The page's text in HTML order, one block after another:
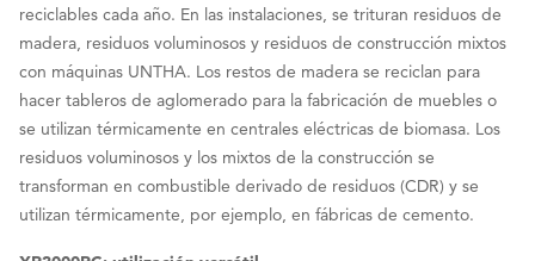
reciclables cada año. En las instalaciones, se trituran residuos de
madera, residuos voluminosos y residuos de construcción mixtos
con máquinas UNTHA. Los restos de madera se reciclan para
hacer tableros de aglomerado para la fabricación de muebles o
se utilizan térmicamente en centrales eléctricas de biomasa. Los
residuos voluminosos y los mixtos de la construcción se
transforman en combustible derivado de residuos (CDR) y se
utilizan térmicamente, por ejemplo, en fábricas de cemento.